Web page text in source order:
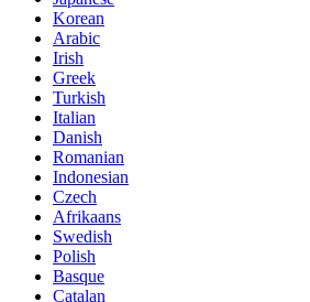
Korean
Arabic
Irish
Greek
Turkish
Italian
Danish
Romanian
Indonesian
Czech
Afrikaans
Swedish
Polish
Basque
Catalan